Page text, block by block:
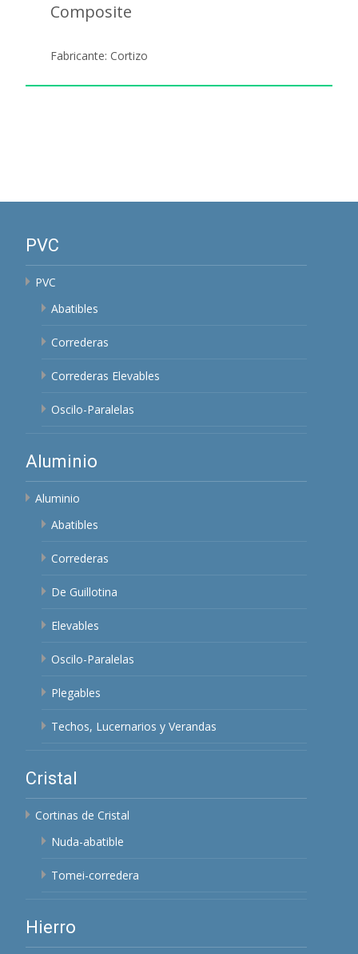
Composite
Fabricante: Cortizo
PVC
PVC
Abatibles
Correderas
Correderas Elevables
Oscilo-Paralelas
Aluminio
Aluminio
Abatibles
Correderas
De Guillotina
Elevables
Oscilo-Paralelas
Plegables
Techos, Lucernarios y Verandas
Cristal
Cortinas de Cristal
Nuda-abatible
Tomei-corredera
Hierro